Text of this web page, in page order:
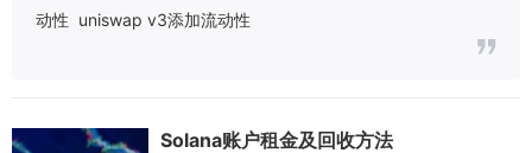
动性 uniswap v3添加流动性
Solana账户租金及回收方法